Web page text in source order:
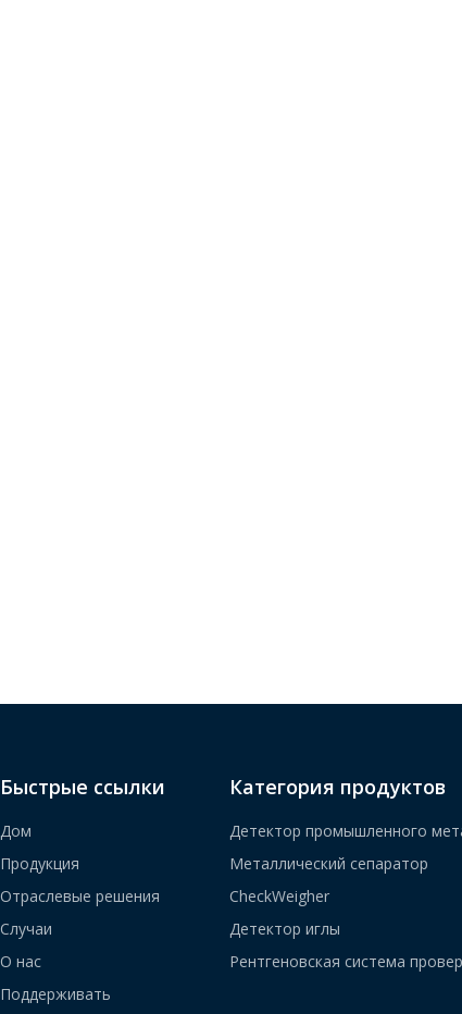
Быстрые ссылки
Дом
Продукция
Отраслевые решения
Случаи
О нас
Поддерживать
Категория продуктов
Детектор промышленного
Металлический сепаратор
CheckWeigher
Детектор иглы
Рентгеновская система